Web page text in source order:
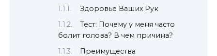
Здоровье Ваших Рук
Тест: Почему у меня часто
болит голова? В чем причина?
Преимущества